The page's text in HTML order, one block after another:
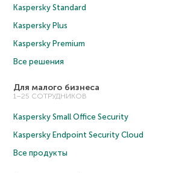
Kaspersky Standard
Kaspersky Plus
Kaspersky Premium
Все решения
Для малого бизнеса
1–25 СОТРУДНИКОВ
Kaspersky Small Office Security
Kaspersky Endpoint Security Cloud
Все продукты